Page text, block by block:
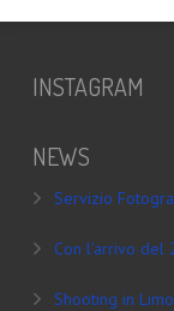
INSTAGRAM
NEWS
Servizio
Con l’arrivo del
Shooting in